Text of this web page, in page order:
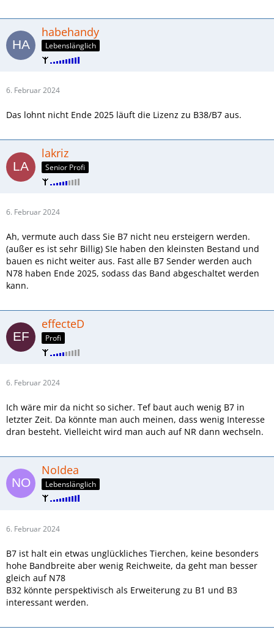
habehandy
Lebenslänglich
6. Februar 2024
Das lohnt nicht Ende 2025 läuft die Lizenz zu B38/B7 aus.
lakriz
Senior Profi
6. Februar 2024
Ah, vermute auch dass Sie B7 nicht neu ersteigern werden.
(außer es ist sehr Billig) SIe haben den kleinsten Bestand und
bauen es nicht weiter aus. Fast alle B7 Sender werden auch
N78 haben Ende 2025, sodass das Band abgeschaltet werden
kann.
effecteD
Profi
6. Februar 2024
Ich wäre mir da nicht so sicher. Tef baut auch wenig B7 in
letzter Zeit. Da könnte man auch meinen, dass wenig Interesse
dran besteht. Vielleicht wird man auch auf NR dann wechseln.
NoIdea
Lebenslänglich
6. Februar 2024
B7 ist halt ein etwas unglückliches Tierchen, keine besonders
hohe Bandbreite aber wenig Reichweite, da geht man besser
gleich auf N78
B32 könnte perspektivisch als Erweiterung zu B1 und B3
interessant werden.